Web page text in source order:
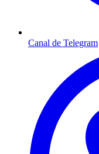
Canal de Telegram